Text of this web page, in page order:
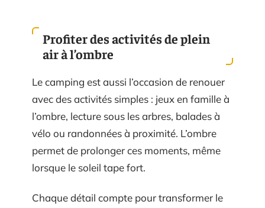
Profiter des activités de plein
air à l’ombre
Le camping est aussi l’occasion de renouer
avec des activités simples : jeux en famille à
l’ombre, lecture sous les arbres, balades à
vélo ou randonnées à proximité. L’ombre
permet de prolonger ces moments, même
lorsque le soleil tape fort.
Chaque détail compte pour transformer le